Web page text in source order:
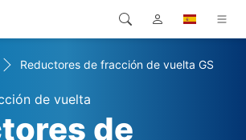
Reductores de fracción de vuelta GS
de vuelta
de